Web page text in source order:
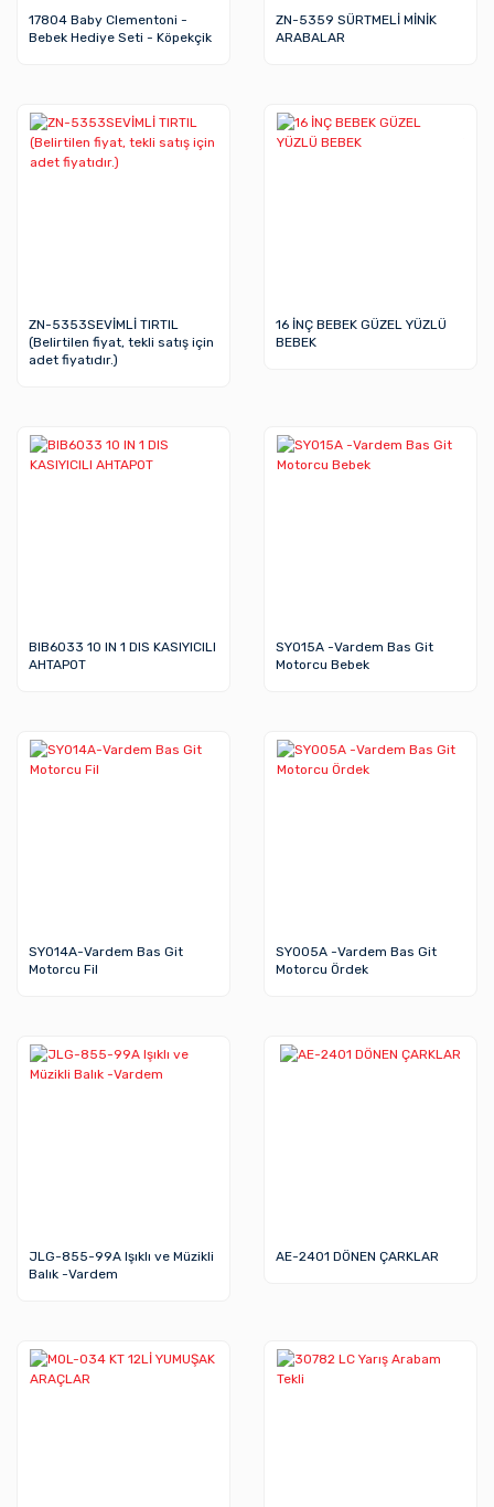
17804 Baby Clementoni -
Bebek Hediye Seti - Köpekçik
ZN-5359 SÜRTMELİ MİNİK
ARABALAR
ZN-5353SEVİMLİ TIRTIL
(Belirtilen fiyat, tekli satış için
adet fiyatıdır.)
16 İNÇ BEBEK GÜZEL YÜZLÜ
BEBEK
BIB6033 10 IN 1 DIS KASIYICILI
AHTAPOT
SY015A -Vardem Bas Git
Motorcu Bebek
SY014A-Vardem Bas Git
Motorcu Fil
SY005A -Vardem Bas Git
Motorcu Ördek
JLG-855-99A Işıklı ve Müzikli
Balık -Vardem
AE-2401 DÖNEN ÇARKLAR